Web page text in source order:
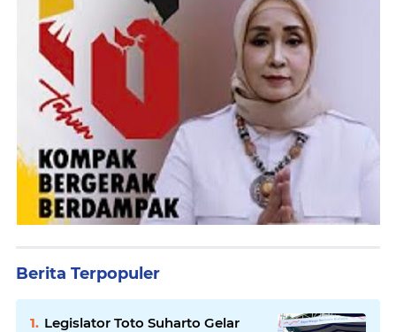
Berita Terpopuler
Legislator Toto Suharto Gelar